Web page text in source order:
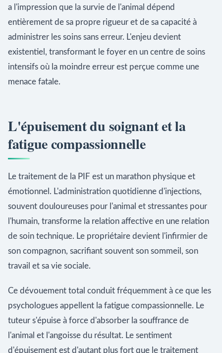
a l'impression que la survie de l'animal dépend
entièrement de sa propre rigueur et de sa capacité à
administrer les soins sans erreur. L'enjeu devient
existentiel, transformant le foyer en un centre de soins
intensifs où la moindre erreur est perçue comme une
menace fatale.
L'épuisement du soignant et la
fatigue compassionnelle
Le traitement de la PIF est un marathon physique et
émotionnel. L'administration quotidienne d'injections,
souvent douloureuses pour l'animal et stressantes pour
l'humain, transforme la relation affective en une relation
de soin technique. Le propriétaire devient l'infirmier de
son compagnon, sacrifiant souvent son sommeil, son
travail et sa vie sociale.
Ce dévouement total conduit fréquemment à ce que les
psychologues appellent la fatigue compassionnelle. Le
tuteur s'épuise à force d'absorber la souffrance de
l'animal et l'angoisse du résultat. Le sentiment
d'épuisement est d'autant plus fort que le traitement